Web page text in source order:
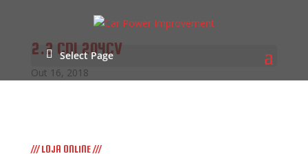
Select Page
2.2 CDI 204CV
Out 16, 2018
/// LOJA ONLINE ///